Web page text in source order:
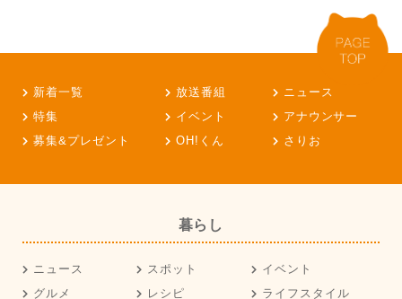
新着一覧 放送番組
ニュース
特集
イベント
アナウンサー
募集&プレゼント
OH!くん さりお
暮らし
ニュース スポット
イベント
グルメ
レシピ
ライフスタイル